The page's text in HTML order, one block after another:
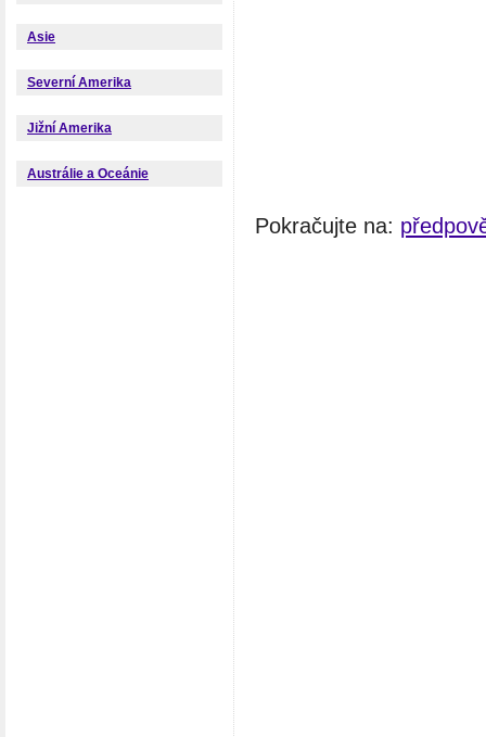
Asie
Severní Amerika
Jižní Amerika
Austrálie a Oceánie
Pokračujte na: